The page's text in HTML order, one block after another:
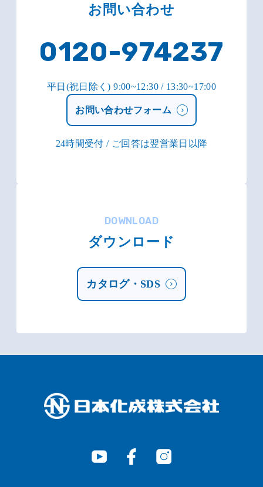
お問い合わせ
0120-974237
平日(祝日除く) 9:00~12:30 / 13:30~17:00
お問い合わせフォーム
24時間受付 / ご回答は翌営業日以降
DOWNLOAD
ダウンロード
カタログ・SDS